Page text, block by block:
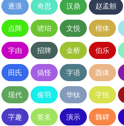
逐浪 奇思 汉鼎 赵孟頫
点阵 琥珀 文悦 楷体
字由 招牌 金桥 伯乐
田氏 搞怪 字语 圆体
现代 俊羽 华钛 字悦
字趣 签名 演示 魏碑